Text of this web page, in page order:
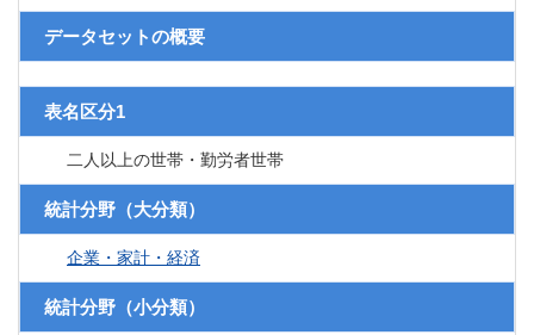
データセットの概要
表名区分1
二人以上の世帯・勤労者世帯
統計分野（大分類）
企業・家計・経済
統計分野（小分類）